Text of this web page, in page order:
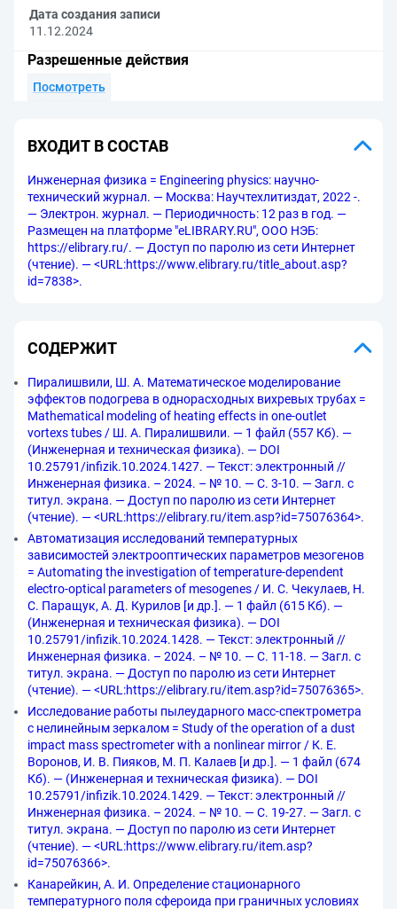
Дата создания записи
11.12.2024
Разрешенные действия
Посмотреть
ВХОДИТ В СОСТАВ
Инженерная физика = Engineering physics: научно-
технический журнал. — Москва: Научтехлитиздат, 2022 -.
— Электрон. журнал. — Периодичность: 12 раз в год. —
Размещен на платформе "eLIBRARY.RU", ООО НЭБ:
https://elibrary.ru/. — Доступ по паролю из сети Интернет
(чтение). — <URL:https://www.elibrary.ru/title_about.asp?
id=7838>.
СОДЕРЖИТ
Пиралишвили, Ш. А. Математическое моделирование
эффектов подогрева в однорасходных вихревых трубах =
Mathematical modeling of heating effects in one-outlet
vortexs tubes / Ш. А. Пиралишвили. — 1 файл (557 Кб). —
(Инженерная и техническая физика). — DOI
10.25791/infizik.10.2024.1427. — Текст: электронный //
Инженерная физика. – 2024. – № 10. — С. 3-10. — Загл. с
титул. экрана. — Доступ по паролю из сети Интернет
(чтение). — <URL:https://elibrary.ru/item.asp?id=75076364>.
Автоматизация исследований температурных
зависимостей электрооптических параметров мезогенов
= Automating the investigation of temperature-dependent
electro-optical parameters of mesogenes / И. С. Чекулаев, Н.
С. Паращук, А. Д. Курилов [и др.]. — 1 файл (615 Кб). —
(Инженерная и техническая физика). — DOI
10.25791/infizik.10.2024.1428. — Текст: электронный //
Инженерная физика. – 2024. – № 10. — С. 11-18. — Загл. с
титул. экрана. — Доступ по паролю из сети Интернет
(чтение). — <URL:https://elibrary.ru/item.asp?id=75076365>.
Исследование работы пылеударного масс-спектрометра
с нелинейным зеркалом = Study of the operation of a dust
impact mass spectrometer with a nonlinear mirror / К. Е.
Воронов, И. В. Пияков, М. П. Калаев [и др.]. — 1 файл (674
Кб). — (Инженерная и техническая физика). — DOI
10.25791/infizik.10.2024.1429. — Текст: электронный //
Инженерная физика. – 2024. – № 10. — С. 19-27. — Загл. с
титул. экрана. — Доступ по паролю из сети Интернет
(чтение). — <URL:https://www.elibrary.ru/item.asp?
id=75076366>.
Канарейкин, А. И. Определение стационарного
температурного поля сфероида при граничных условиях